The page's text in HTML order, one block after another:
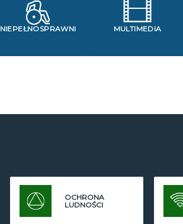
NIEPEŁNOSPRAWNI MULTIMEDIA
OCHRONA
LUDNOŚCI